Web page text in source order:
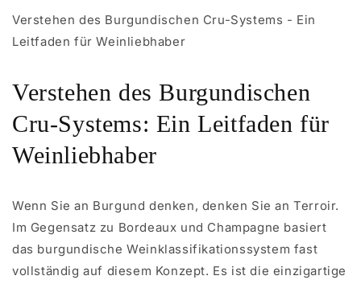
Verstehen des Burgundischen Cru-Systems - Ein
Leitfaden für Weinliebhaber
Verstehen des Burgundischen
Cru-Systems: Ein Leitfaden für
Weinliebhaber
Wenn Sie an Burgund denken, denken Sie an Terroir.
Im Gegensatz zu Bordeaux und Champagne basiert
das burgundische Weinklassifikationssystem fast
vollständig auf diesem Konzept. Es ist die einzigartige